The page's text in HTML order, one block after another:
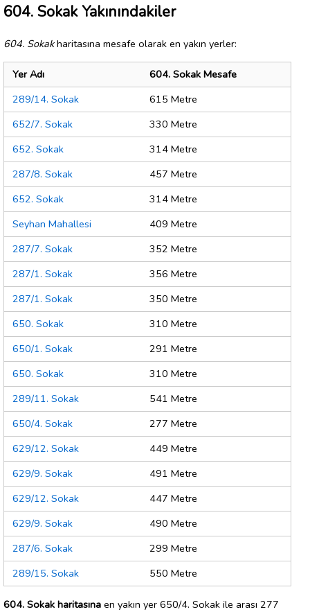
604. Sokak Yakınındakiler
604. Sokakharitasına mesafe olarak en yakın yerler:
Yer Adı
604. Sokak Mesafe
289/14. Sokak
615 Metre
652/7. Sokak
330 Metre
652. Sokak
314 Metre
287/8. Sokak
457 Metre
652. Sokak
314 Metre
Seyhan Mahallesi
409 Metre
287/7. Sokak
352 Metre
287/1. Sokak
356 Metre
287/1. Sokak
350 Metre
650. Sokak
310 Metre
650/1. Sokak
291 Metre
650. Sokak
310 Metre
289/11. Sokak
541 Metre
650/4. Sokak
277 Metre
629/12. Sokak
449 Metre
629/9. Sokak
491 Metre
629/12. Sokak
447 Metre
629/9. Sokak
490 Metre
287/6. Sokak
299 Metre
289/15. Sokak
550 Metre
604. Sokak haritasına en yakın yer 650/4. Sokak ile arası 277